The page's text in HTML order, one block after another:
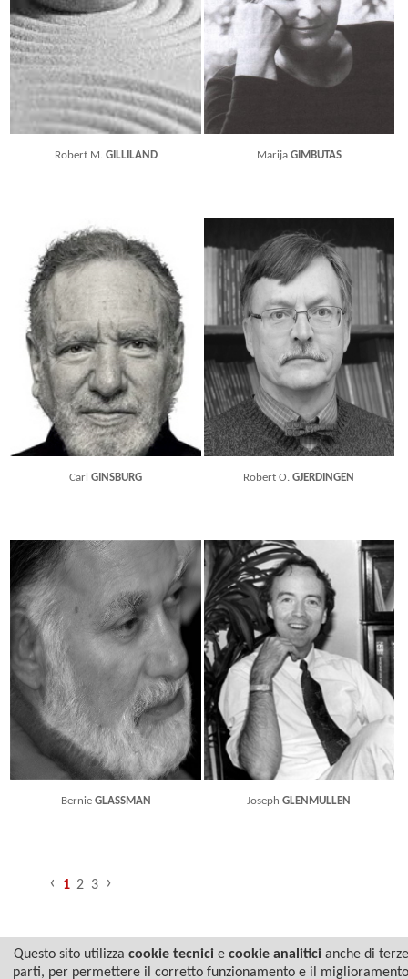
Robert M. GILLILAND Marija GIMBUTAS
CarlGINSBURG Robert O.GJERDINGEN
Bernie GLASSMAN JosephGLENMULLEN
‹ 1 2 3 ›
Questo sito utilizza cookie tecnicie cookie analiticianche di terze
parti, per permettere il corretto funzionamento e il miglioramento